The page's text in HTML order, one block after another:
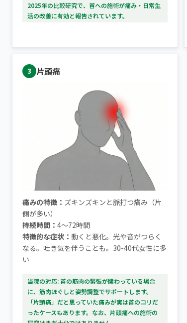
2025年の比較研究で、首への施術が痛み・日常生
活の改善に有効と報告されています。
3 片頭痛
痛みの特徴： ズキンズキンと脈打つ痛み（片
側が多い）
持続時間： 4〜72時間
特徴的な症状： 動くと悪化。光や音がつらく
なる。吐き気を伴うことも。30-40代女性に多
い
当院の対応: 首の筋肉の緊張が関わっている場合
に、筋肉ほぐしと姿勢調整でサポートします。
「片頭痛」だと思っていた痛みが実は首のコリだ
ったケースもあります。なお、片頭痛への施術の